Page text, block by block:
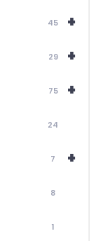
+
45
+
29
+
75
24
+
7
8
1